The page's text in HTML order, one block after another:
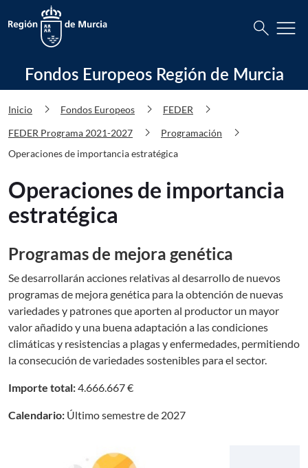
Fondos Europeos Región de Murcia
search menu
Fondos Europeos Región de Murcia
Inicio chevron_right Fondos Europeos chevron_right FEDER chevron_right
FEDER Programa 2021-2027 chevron_right Programación chevron_right
Operaciones de importancia estratégica
Operaciones de importancia
estratégica
Programas de mejora genética
Se desarrollarán acciones relativas al desarrollo de nuevos
programas de mejora genética para la obtención de nuevas
variedades y patrones que aporten al productor un mayor
valor añadido y una buena adaptación a las condiciones
climáticas y resistencias a plagas y enfermedades, permitiendo
la consecución de variedades sostenibles para el sector.
Importe total:4.666.667 €
Calendario: Último semestre de 2027